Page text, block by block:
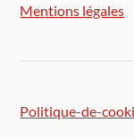
Mentions légales
Politique-de-